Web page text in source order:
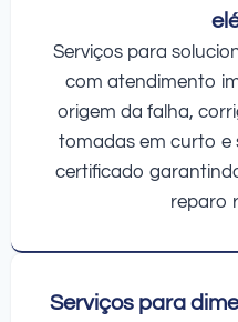
Serviços para
com atendimento
origem da falha,
tomadas em curto e
certificado
reparo
Serviços para